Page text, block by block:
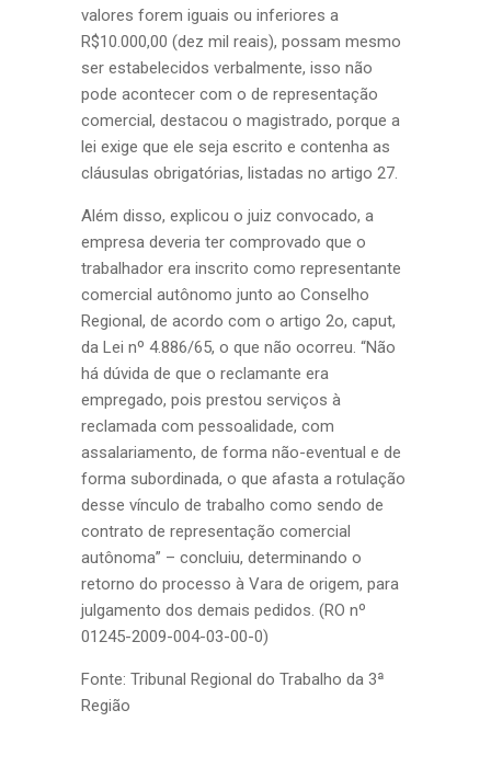
valores forem iguais ou inferiores a
R$10.000,00 (dez mil reais), possam mesmo
ser estabelecidos verbalmente, isso não
pode acontecer com o de representação
comercial, destacou o magistrado, porque a
lei exige que ele seja escrito e contenha as
cláusulas obrigatórias, listadas no artigo 27.
Além disso, explicou o juiz convocado, a
empresa deveria ter comprovado que o
trabalhador era inscrito como representante
comercial autônomo junto ao Conselho
Regional, de acordo com o artigo 2o, caput,
da Lei nº 4.886/65, o que não ocorreu. “Não
há dúvida de que o reclamante era
empregado, pois prestou serviços à
reclamada com pessoalidade, com
assalariamento, de forma não-eventual e de
forma subordinada, o que afasta a rotulação
desse vínculo de trabalho como sendo de
contrato de representação comercial
autônoma” – concluiu, determinando o
retorno do processo à Vara de origem, para
julgamento dos demais pedidos. (RO nº
01245-2009-004-03-00-0)
Fonte: Tribunal Regional do Trabalho da 3ª
Região